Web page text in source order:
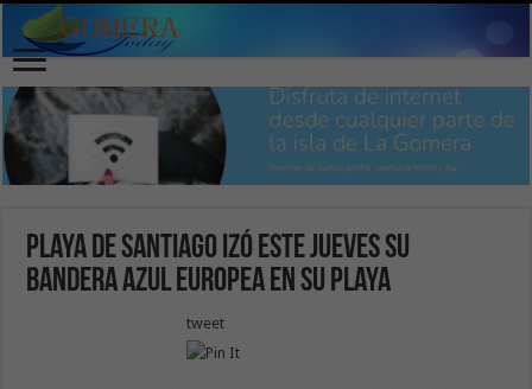
Playa de Santiago izó este jueves su
Bandera Azul Europea en su playa
tweet